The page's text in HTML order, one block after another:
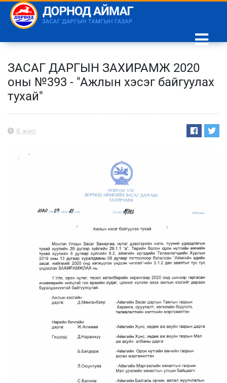
ЗАСАГ ДАРГЫН ЗАХИРАМЖ 2020
оны №393 - "Ажлын хэсэг байгуулах
тухай"
6 жил